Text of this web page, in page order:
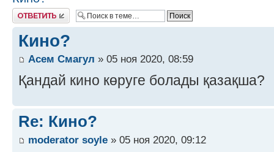
Ответить
Кино?
Асем Смагул » 05 ноя 2020, 08:59
Қандай кино көруге болады қазақша?
Re: Кино?
moderator soyle » 05 ноя 2020, 09:12